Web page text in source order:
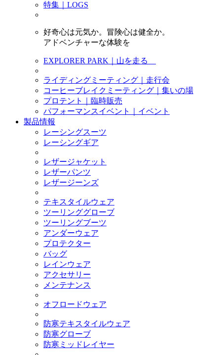
特集｜LOGS
好奇心は元気か。冒険心は健全か。
アドベンチャーな体験を
EXPLORER PARK｜山を走る
ライディングミーティング｜走行会
コーヒーブレイクミーティング｜集いの場
プロテント｜臨時販売
パフォーマンスイベント｜イベント
製品情報
レーシングスーツ
レーシングギア
レザージャケット
レザーパンツ
レザージーンズ
テキスタイルウェア
ツーリンググローブ
ツーリングブーツ
アンダーウェア
プロテクター
バッグ
レインウェア
アクセサリー
メンテナンス
オフロードウェア
防寒テキスタイルウェア
防寒グローブ
防寒ミッドレイヤー